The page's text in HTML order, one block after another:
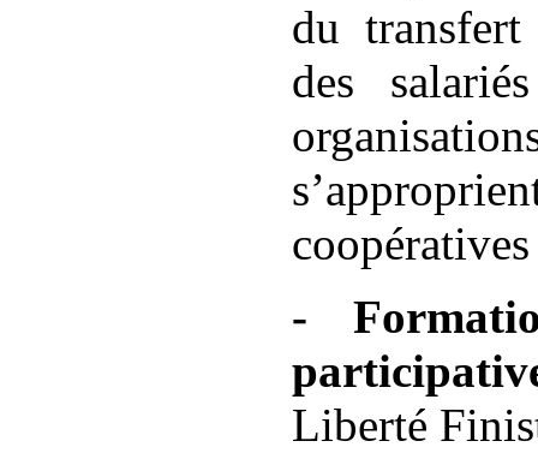
du
des
-
Liberté